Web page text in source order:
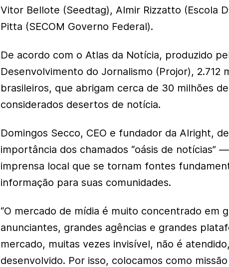
Vitor Bellote (Seedtag), Almir Rizzatto (Escola
Pitta (SECOM Governo Federal).
De acordo com o Atlas da Notícia, produzido
Desenvolvimento do Jornalismo (Projor), 2.712
brasileiros, que abrigam cerca de 30 milhões
considerados desertos de notícia.
Domingos Secco, CEO e fundador da Alright,
importância dos chamados “oásis de notícias”
imprensa local que se tornam fontes
informação para suas comunidades.
“O mercado de mídia é muito concentrado em
anunciantes, grandes agências e grandes
mercado, muitas vezes invisível, não é
desenvolvido. Por isso, colocamos como